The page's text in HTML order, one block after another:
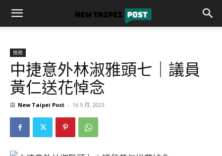
技術
中捷意外林淑雅頭七｜議員
黃仁送花悼念
由 New Taipei Post - 16 5 月, 2023